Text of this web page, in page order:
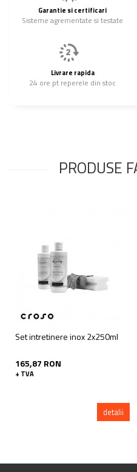
Garantie si certificari
Sisteme agrementate si testate
Livrare rapida
24 ore pt reperele din stoc
PRODUSE
Set intretinere inox 2x250ml
165,87 RON
+ TVA
detalii